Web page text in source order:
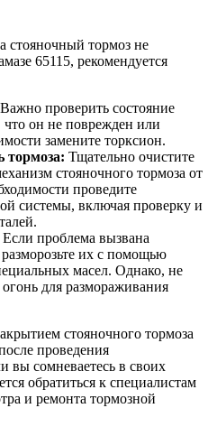
стояночный тормоз не
65115, рекомендуется
Важно проверить состояние
что он не поврежден или
замените торксион.
тормоза: Тщательно очистите
стояночного тормоза от
проведите
системы, включая проверку и
Если проблема вызвана
их с помощью
масел. Однако, не
для размораживания
стояночного тормоза
проведения
вы сомневаетесь в своих
обратиться к специалистам
и ремонта тормозной